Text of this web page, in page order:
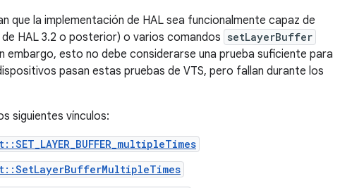
que la implementación de HAL sea funcionalmente capaz de
HAL 3.2 o posterior) o varios comandos setLayerBuffer
esto no debe considerarse una prueba suficiente para
pasan estas pruebas de VTS, pero fallan durante los
siguientes vínculos: